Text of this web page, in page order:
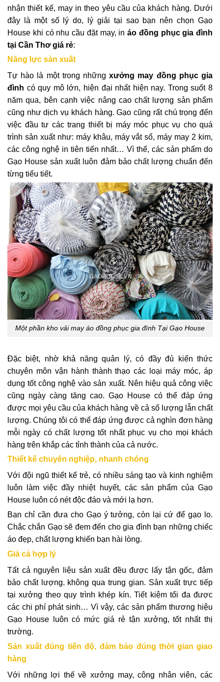
nhận thiết kế, may in theo yêu cầu của khách hàng. Dưới
đây là một số lý do, lý giải tại sao bạn nên chọn Gạo
House khi có nhu cầu đặt may, in áo đồng phục gia đình
tại Cần Thơ giá rẻ:
Năng lực sản xuất
Tự hào là một trong nhữngxưởng may đồng phục gia
đình có quy mô lớn, hiện đại nhất hiện nay. Trong suốt 8
năm qua, bên cạnh việc nâng cao chất lượng sản phẩm
cũng như dịch vụ khách hàng. Gạo cũng rất chú trọng đến
việc đầu tư các trang thiết bị máy móc phục vụ cho quá
trình sản xuất như: máy khâu, máy vắt sổ, máy may 2 kim,
các công nghệ in tiên tiến nhất… Vì thế, các sản phẩm do
Gạo House sản xuất luôn đảm bảo chất lượng chuẩn đến
từng tiểu tiết.
Một phần kho vải may áo đồng phục gia đình Tại Gạo House
Đặc biệt, nhờ khả năng quản lý, có đầy đủ kiến thức
chuyên môn vận hành thành thạo các loại máy móc, áp
dụng tốt công nghệ vào sản xuất. Nên hiệu quả công việc
cũng ngày càng tăng cao. Gạo House có thể đáp ứng
được mọi yêu cầu của khách hàng về cả số lượng lẫn chất
lượng. Chúng tôi có thể đáp ứng được cả nghìn đơn hàng
mỗi ngày có chất lượng tốt nhất phục vụ cho mọi khách
hàng trên khắp các tỉnh thành của cả nước.
Thiết kế chuyên nghiệp, nhanh chóng
Với đội ngũ thiết kế trẻ, có nhiều sáng tạo và kinh nghiệm
luôn làm việc đầy nhiệt huyết, các sản phẩm của Gạo
House luôn có nét độc đáo và mới lạ hơn.
Bạn chỉ cần đưa cho Gạo ý tưởng, còn lại cứ để gạo lo.
Chắc chắn Gạo sẽ đem đến cho gia đình bạn những chiếc
áo đẹp, chất lượng khiến bạn hài lòng.
Giá cả hợp lý
Tất cả nguyên liệu sản xuất đều được lấy tận gốc, đảm
bảo chất lượng. không qua trung gian. Sản xuất trực tiếp
tại xưởng theo quy trình khép kín. Tiết kiệm tối đa được
các chi phí phát sinh… Vì vậy, các sản phẩm thương hiệu
Gạo House luôn có mức giá rẻ tận xưởng, tốt nhất thị
trường.
Sản xuất đúng tiến độ, đảm bảo đúng thời gian giao
hàng
Với những lợi thế về xưởng may, công nhân viên, các